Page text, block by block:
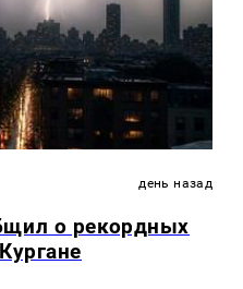
день назад
о рекордных